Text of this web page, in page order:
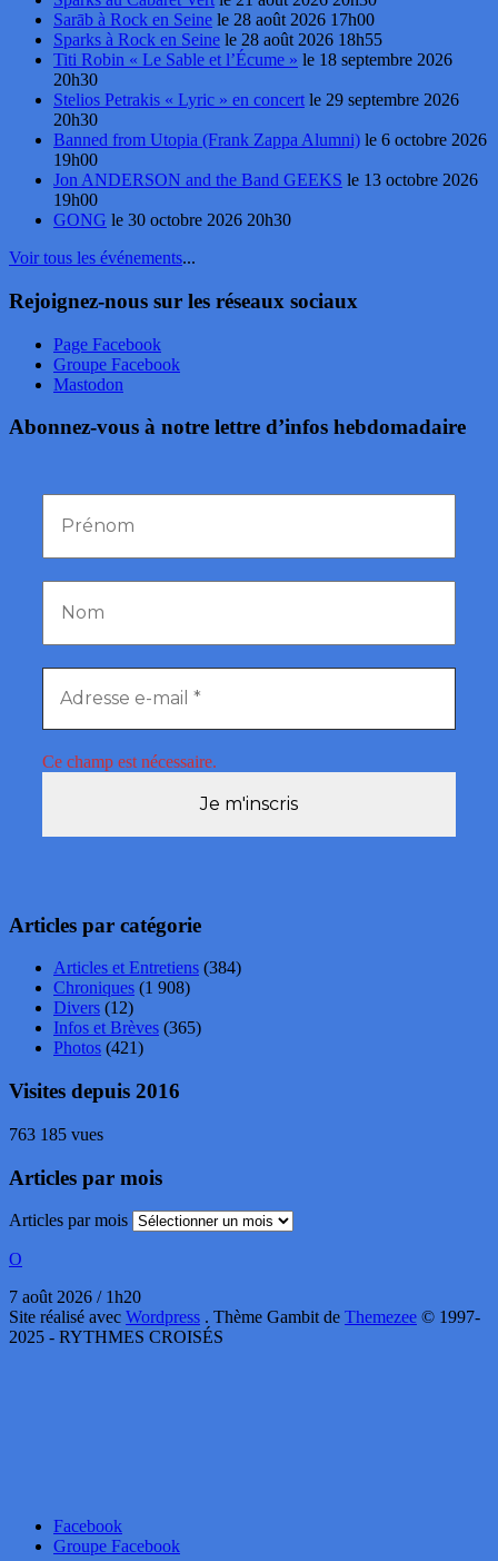
Sarāb à Rock en Seine le 28 août 2026 17h00
Sparks à Rock en Seine le 28 août 2026 18h55
Titi Robin « Le Sable et l’Écume » le 18 septembre 2026
20h30
Stelios Petrakis « Lyric » en concert le 29 septembre 2026
20h30
Banned from Utopia (Frank Zappa Alumni) le 6 octobre 2026
19h00
Jon ANDERSON and the Band GEEKS le 13 octobre 2026
19h00
GONG le 30 octobre 2026 20h30
Voir tous les événements...
Rejoignez-nous sur les réseaux sociaux
Page Facebook
Groupe Facebook
Mastodon
Abonnez-vous à notre lettre d’infos hebdomadaire
Ce champ est nécessaire.
Articles par catégorie
Articles et Entretiens (384)
Chroniques (1 908)
Divers (12)
Infos et Brèves (365)
Photos (421)
Visites depuis 2016
763 185 vues
Articles par mois
Articles par mois
O
7 août 2026 / 1h20
Site réalisé avec Wordpress . Thème Gambit de Themezee © 1997-
2025 - RYTHMES CROISÉS
Facebook
Groupe Facebook